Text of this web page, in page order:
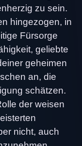
zu sein.
hingezogen, in
Fürsorge
geliebte
geheimen
an, die
schätzen.
der weisen
nicht, auch